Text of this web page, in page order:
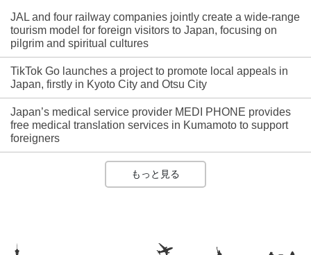
JAL and four railway companies jointly create a wide-range
tourism model for foreign visitors to Japan, focusing on
pilgrim and spiritual cultures
TikTok Go launches a project to promote local appeals in
Japan, firstly in Kyoto City and Otsu City
Japan’s medical service provider MEDI PHONE provides
free medical translation services in Kumamoto to support
foreigners
もっと見る